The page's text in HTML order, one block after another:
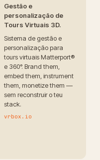
Gestão e
personalização de
Tours Virtuais 3D.
Sistema de gestão e
personalização para
tours virtuais Matterport®
e 360°. Brand them,
embed them, instrument
them, monetize them —
sem reconstruir o teu
stack.
vrbox.io